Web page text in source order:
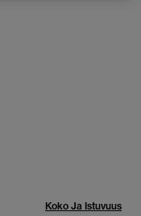
Koko Ja Istuvuus